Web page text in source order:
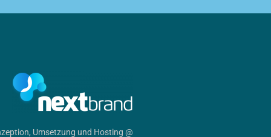
Umsetzung und Hosting @